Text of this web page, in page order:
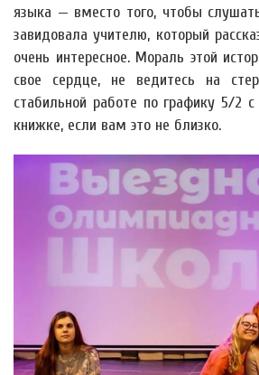
языка — вместо того, чтобы
завидовала учителю, который
очень интересное. Мораль этой
свое сердце, не ведитесь на
стабильной работе по графику 5/2
книжке, если вам это не близко.